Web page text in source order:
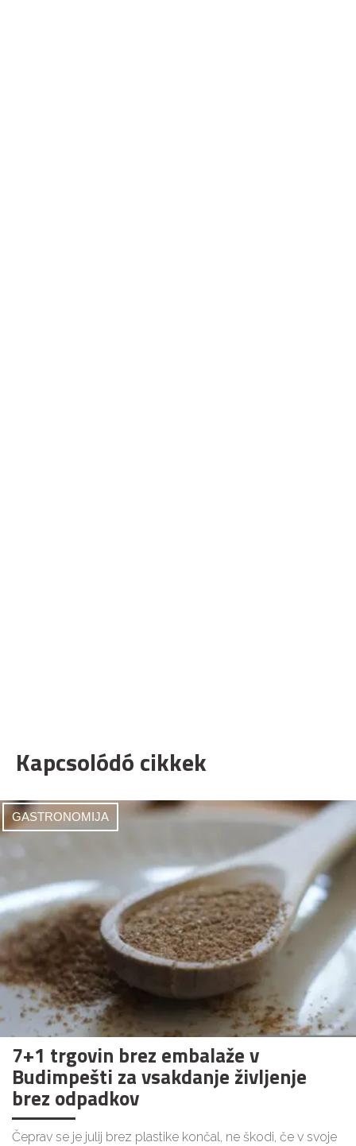
Kapcsolódó cikkek
GASTRONOMIJA
7+1 trgovin brez embalaže v
Budimpešti za vsakdanje življenje
brez odpadkov
Čeprav se je julij brez plastike končal, ne škodi, če v svoje